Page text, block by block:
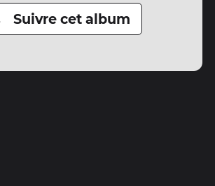
Suivre cet album